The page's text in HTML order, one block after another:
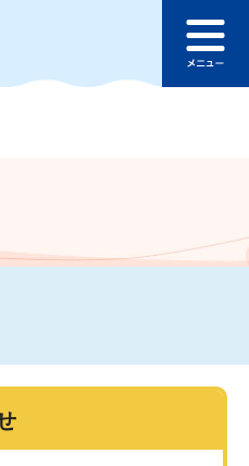
の本文へ
ュ